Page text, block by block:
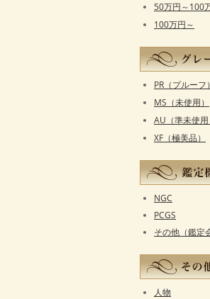
50万円～100
100万円～
PR（プルーフ）
MS（未使用）
AU（準未使用
XF（極美品）
NGC
PCGS
その他（鑑定
人物